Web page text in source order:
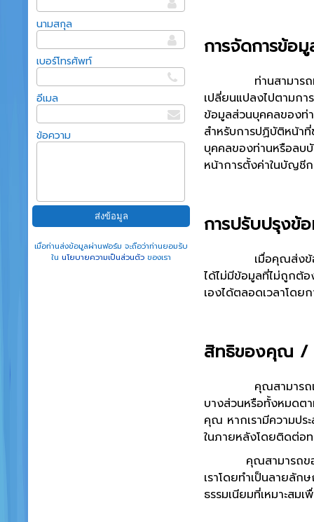
นามสกุล
เบอร์โทรศัพท์
อีเมล
ข้อความ
เมื่อท่านส่งข้อมูลผ่านฟอร์ม จะถือว่าท่านยอมรับ
ใน นโยบายความเป็นส่วนตัวของเรา
การจัดการข้อ
ท่านสามารถทำกา
เปลี่ยนแปลงไปตามกา
ข้อมูลส่วนบุคคลของท่า
สำหรับการปฏิบัติหน้าที่
บุคคลของท่านหรือลบบั
หน้าการตั้งค่าในบัญชีก
การปรับปรุง
เมื่อคุณส่งข้อมูลส่ว
ได้ไม่มีข้อมูลที่ไม่ถูกต้
เองได้ตลอดเวลาโด
สิทธิของคุณ /
คุณสามารถเพิกถอ
บางส่วนหรือทั้งหมดต
คุณ หากเรามีความปร
ในภายหลังโดยติดต่อท
คุณสามารถขอให้เ
เราโดยทำเป็นลายลัก
ธรรมเนียมที่เหมาะสม